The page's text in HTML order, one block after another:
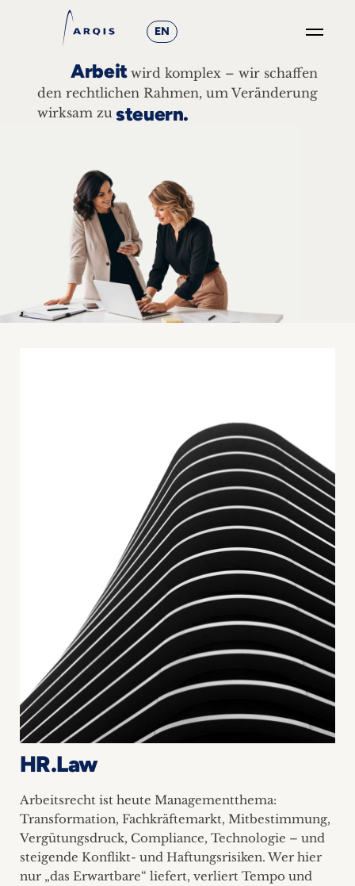
EN
News
Events
Philosophie
Presseanfragen
Kontakt
Arbeit wird komplex – wir schaffen
den rechtlichen Rahmen, um Veränderung
wirksam zu steuern.
HR.Law
Arbeitsrecht ist heute Managementthema:
Transformation, Fachkräftemarkt, Mitbestimmung,
Vergütungsdruck, Compliance, Technologie – und
steigende Konflikt- und Haftungsrisiken. Wer hier
nur „das Erwartbare“ liefert, verliert Tempo und